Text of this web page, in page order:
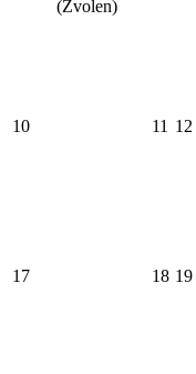
(Zvolen)
10 11 12
17 18 19